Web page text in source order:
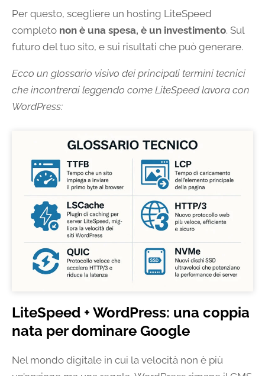
Per questo, scegliere un hosting LiteSpeed
completo non è una spesa, è un investimento. Sul
futuro del tuo sito, e sui risultati che può generare.
Ecco un glossario visivo dei principali termini tecnici
che incontrerai leggendo come LiteSpeed lavora con
WordPress:
LiteSpeed + WordPress: una coppia
nata per dominare Google
Nel mondo digitale in cui la velocità non è più